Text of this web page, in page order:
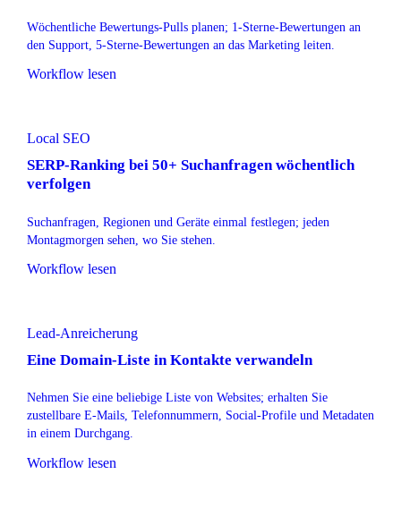
Wöchentliche Bewertungs-Pulls planen; 1-Sterne-Bewertungen an
den Support, 5-Sterne-Bewertungen an das Marketing leiten.
Workflow lesen
Local SEO
SERP-Ranking bei 50+ Suchanfragen wöchentlich
verfolgen
Suchanfragen, Regionen und Geräte einmal festlegen; jeden
Montagmorgen sehen, wo Sie stehen.
Workflow lesen
Lead-Anreicherung
Eine Domain-Liste in Kontakte verwandeln
Nehmen Sie eine beliebige Liste von Websites; erhalten Sie
zustellbare E-Mails, Telefonnummern, Social-Profile und Metadaten
in einem Durchgang.
Workflow lesen